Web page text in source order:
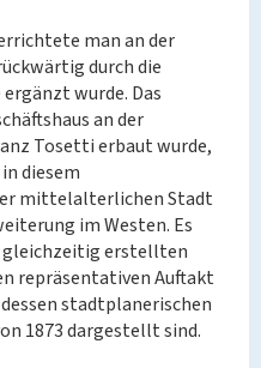
man an der
durch die
wurde. Das
an der
Tosetti erbaut wurde,
diesem
mittelalterlichen Stadt
im Westen. Es
erstellten
repräsentativen Auftakt
stadtplanerischen
1873 dargestellt sind.